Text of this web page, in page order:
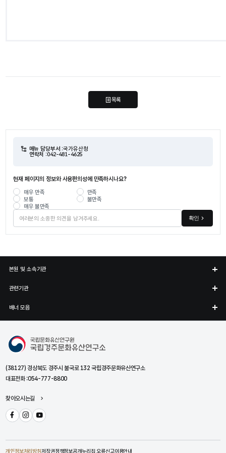
목록
메뉴 담당부서 :국가유산청
연락처 :042-481-4625
현재 페이지의 정보와 사용편의성에 만족하시나요?
매우 만족
만족
보통
불만족
매우 불만족
확인
본원 및 소속기관
관련기관
배너 모음
국립경주문화유산연구소
(38127) 경상북도 경주시 불국로 132 국립경주문화유산연구소
대표전화 :054-777-8800
찾아오시는길
페이스북인스타그램
유튜브
개인정보처리방침저작권정책정보공개누리집 오류신고이용안내